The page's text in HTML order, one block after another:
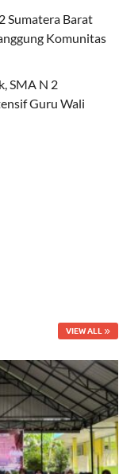
Sumatera Barat
Komunitas
SMA N 2
Guru Wali
VIEW ALL